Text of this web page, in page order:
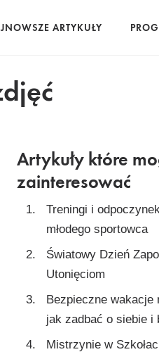
ARTYKUŁY
Artykuły które
zainteresować
Treningi i
młodego sportowca
Światowy Dzień
Utonięciom
Bezpieczne wakacje
jak zadbać o siebie i
Mistrzynie w